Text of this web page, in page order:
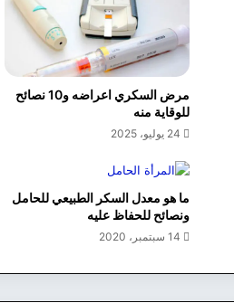
مرض السكري اعراضه و10 نصائح
للوقاية منه
24 يوليو، 2025
ما هو معدل السكر الطبيعي للحامل
ونصائح للحفاظ عليه
14 سبتمبر، 2020